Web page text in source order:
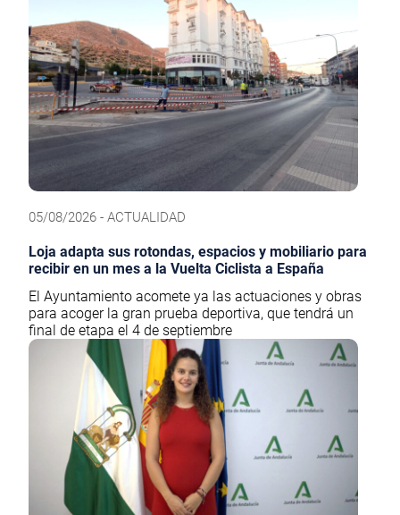
05/08/2026 - ACTUALIDAD
Loja adapta sus rotondas, espacios y mobiliario para
recibir en un mes a la Vuelta Ciclista a España
El Ayuntamiento acomete ya las actuaciones y obras
para acoger la gran prueba deportiva, que tendrá un
final de etapa el 4 de septiembre